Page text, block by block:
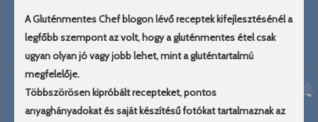
A Gluténmentes Chef blogon lévő receptek kifejlesztésénél a
legfőbb szempont az volt, hogy a gluténmentes étel csak
ugyan olyan jó vagy jobb lehet, mint a gluténtartalmú
megfelelője.
Többszörösen kipróbált recepteket, pontos
anyaghányadokat és saját készítésű fotókat tartalmaznak az